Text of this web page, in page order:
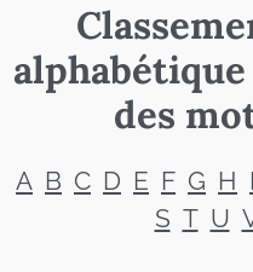
des
A B C D E F G H I
S T U